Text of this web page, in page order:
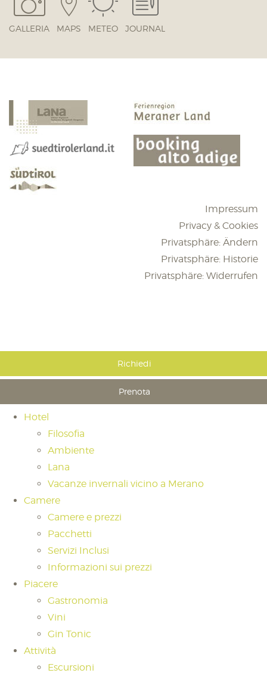
GALLERIA MAPS METEO JOURNAL
Impressum
Privacy & Cookies
Privatsphäre: Ändern
Privatsphäre: Historie
Privatsphäre: Widerrufen
Richiedi
Prenota
Hotel
Filosofia
Ambiente
Lana
Vacanze invernali vicino a Merano
Camere
Camere e prezzi
Pacchetti
Servizi Inclusi
Informazioni sui prezzi
Piacere
Gastronomia
Vini
Gin Tonic
Attività
Escursioni